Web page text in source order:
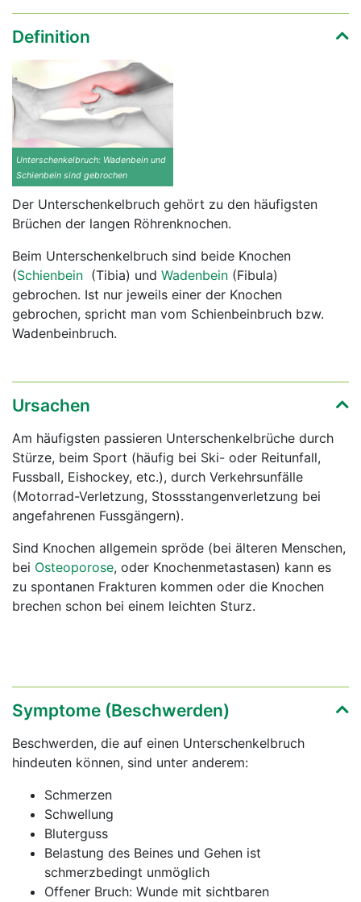
Definition
Unterschenkelbruch: Wadenbein und
Schienbein sind gebrochen
Der Unterschenkelbruch gehört zu den häufigsten
Brüchen der langen Röhrenknochen.
Beim Unterschenkelbruch sind beide Knochen
(Schienbein (Tibia) und Wadenbein (Fibula)
gebrochen. Ist nur jeweils einer der Knochen
gebrochen, spricht man vom Schienbeinbruch bzw.
Wadenbeinbruch.
Ursachen
Am häufigsten passieren Unterschenkelbrüche durch
Stürze, beim Sport (häufig bei Ski- oder Reitunfall,
Fussball, Eishockey, etc.), durch Verkehrsunfälle
(Motorrad-Verletzung, Stossstangenverletzung bei
angefahrenen Fussgängern).
Sind Knochen allgemein spröde (bei älteren Menschen,
bei Osteoporose, oder Knochenmetastasen) kann es
zu spontanen Frakturen kommen oder die Knochen
brechen schon bei einem leichten Sturz.
Symptome (Beschwerden)
Beschwerden, die auf einen Unterschenkelbruch
hindeuten können, sind unter anderem:
Schmerzen
Schwellung
Bluterguss
Belastung des Beines und Gehen ist
schmerzbedingt unmöglich
Offener Bruch: Wunde mit sichtbaren